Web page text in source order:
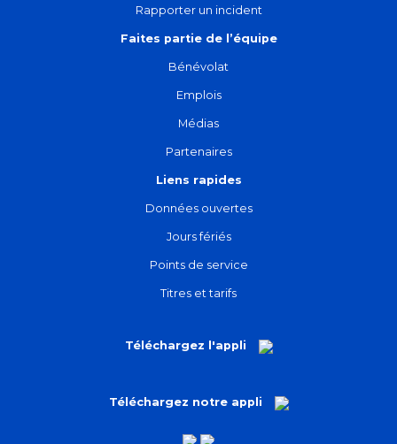
Rapporter un incident
Faites partie de l’équipe
Bénévolat
Emplois
Médias
Partenaires
Liens rapides
Données ouvertes
Jours fériés
Points de service
Titres et tarifs
Téléchargez l'appli
Téléchargez notre appli